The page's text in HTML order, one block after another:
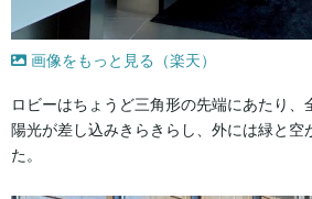
画像をもっと見る（楽天）
ロビーはちょうど三角形の先端にあたり、
陽光が差し込みきらきらし、外には緑と空
た。